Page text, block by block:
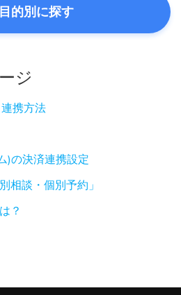
目的別に探す
ジ
携方法
)の決済連携設定
相談・個別予約」
？